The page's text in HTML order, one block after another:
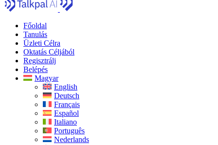
Főoldal
Tanulás
Üzleti Célra
Oktatás Céljából
Regisztrálj
Belépés
Magyar
English
Deutsch
Français
Español
Italiano
Português
Nederlands